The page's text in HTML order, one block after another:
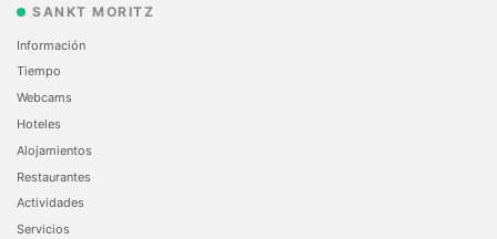
SANKT MORITZ
Información
Tiempo
Webcams
Hoteles
Alojamientos
Restaurantes
Actividades
Servicios